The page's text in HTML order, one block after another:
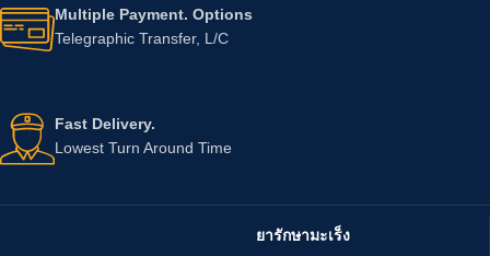
Multiple Payment. Options
Telegraphic Transfer, L/C
Fast Delivery.
Lowest Turn Around Time
ยารักษามะเร็ง